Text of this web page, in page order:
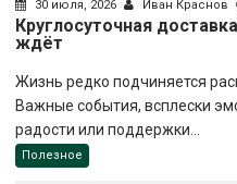
30 июля, 2026 Иван Краснов
Круглосуточная
ждёт
Жизнь редко подчиняется
Важные события, всплески
радости или поддержки...
Полезное